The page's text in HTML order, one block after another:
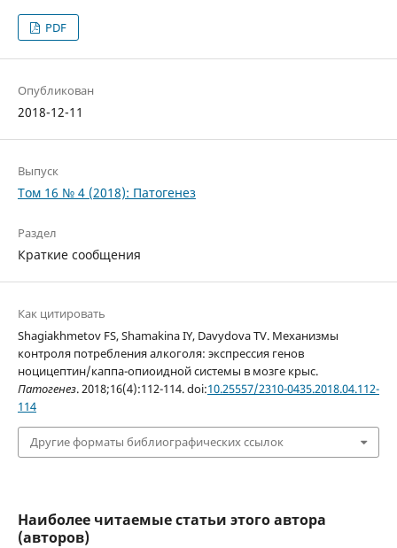
PDF
Опубликован
2018-12-11
Выпуск
Том 16 № 4 (2018): Патогенез
Раздел
Краткие сообщения
Как цитировать
Shagiakhmetov FS, Shamakina IY, Davydova TV. Механизмы
контроля потребления алкоголя: экспрессия генов
ноцицептин/каппа-опиоидной системы в мозге крыс.
Патогенез. 2018;16(4):112-114. doi:10.25557/2310-0435.2018.04.112-
114
Другие форматы библиографических ссылок
Наиболее читаемые статьи этого автора
(авторов)